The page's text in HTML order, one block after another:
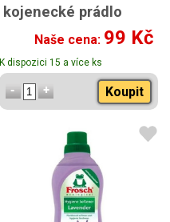
kojenecké prádlo
750ml
Naše cena: 99 Kč
K dispozici 15 a více ks
Koupit